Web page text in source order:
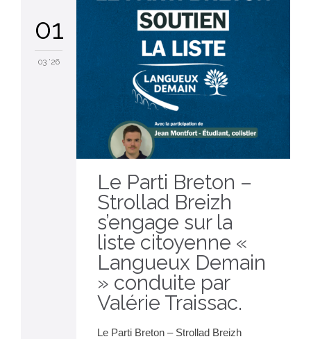
01
03 '26
Le Parti Breton –
Strollad Breizh
s’engage sur la
liste citoyenne «
Langueux Demain
» conduite par
Valérie Traissac.
Le Parti Breton – Strollad Breizh